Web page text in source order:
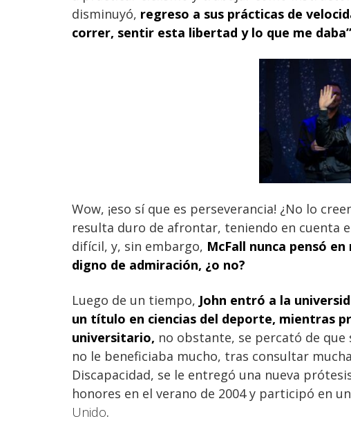
disminuyó, regreso a sus prácticas de
correr, sentir esta libertad y lo que me daba”
Wow, ¡eso sí que es perseverancia! ¿No lo
resulta duro de afrontar, teniendo en cuenta
difícil, y, sin embargo, McFall nunca pensó
digno de admiración, ¿o no?
Luego de un tiempo, John entró a la
un título en ciencias del deporte, mientras
universitario, no obstante, se percató de
no le beneficiaba mucho, tras consultar
Discapacidad, se le entregó una nueva
honores en el verano de 2004 y participó en
Unido.